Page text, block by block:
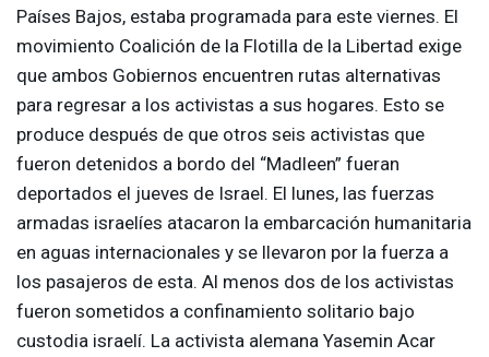
Países Bajos, estaba programada para este viernes. El
movimiento Coalición de la Flotilla de la Libertad exige
que ambos Gobiernos encuentren rutas alternativas
para regresar a los activistas a sus hogares. Esto se
produce después de que otros seis activistas que
fueron detenidos a bordo del “Madleen” fueran
deportados el jueves de Israel. El lunes, las fuerzas
armadas israelíes atacaron la embarcación humanitaria
en aguas internacionales y se llevaron por la fuerza a
los pasajeros de esta. Al menos dos de los activistas
fueron sometidos a confinamiento solitario bajo
custodia israelí. La activista alemana Yasemin Acar